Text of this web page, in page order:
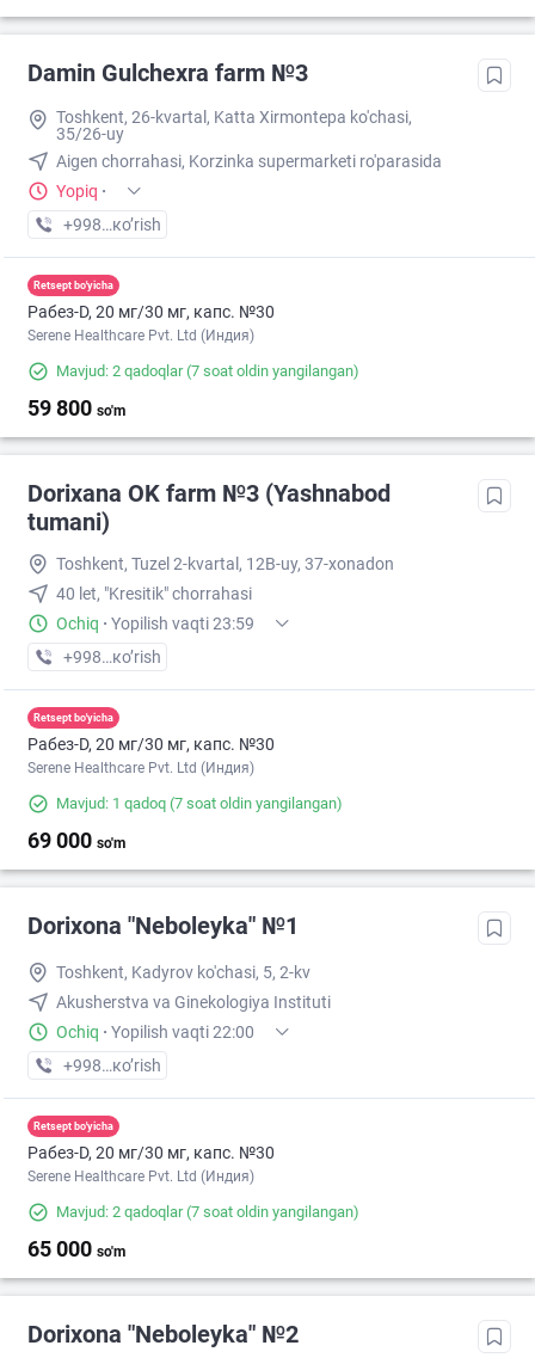
Damin Gulchexra farm №3
Toshkent, 26-kvartal, Katta Xirmontepa ko'chasi,
35/26-uy
Aigen chorrahasi, Korzinka supermarketi ro'parasida
Yopiq ·
+998 (97) XXX-XX-XX
кo’rish
Retsept bo'yicha
Рабез-D, 20 мг/30 мг, капс. №30
Serene Healthcare Pvt. Ltd (Индия)
Mavjud: 2 qadoqlar(7 soat oldin yangilangan)
59 800 so'm
Dorixana OK farm №3 (Yashnabod
tumani)
Toshkent, Tuzel 2-kvartal, 12B-uy, 37-xonadon
40 let, "Kresitik" chorrahasi
Ochiq · Yopilish vaqti 23:59
+998 (90) XXX-XX-XX
кo’rish
Retsept bo'yicha
Рабез-D, 20 мг/30 мг, капс. №30
Serene Healthcare Pvt. Ltd (Индия)
Mavjud: 1 qadoq (7 soat oldin yangilangan)
69 000 so'm
Dorixona "Neboleyka" №1
Toshkent, Kadyrov ko'chasi, 5, 2-kv
Akusherstva va Ginekologiya Instituti
Ochiq · Yopilish vaqti 22:00
+998 (71) XXX-XX-XX
кo’rish
Retsept bo'yicha
Рабез-D, 20 мг/30 мг, капс. №30
Serene Healthcare Pvt. Ltd (Индия)
Mavjud: 2 qadoqlar(7 soat oldin yangilangan)
65 000 so'm
Dorixona "Neboleyka" №2